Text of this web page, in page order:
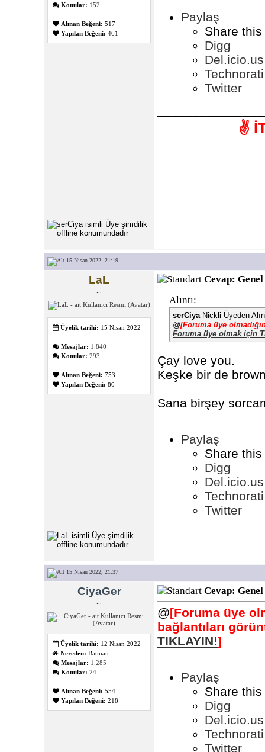
Konular: 152
Alınan Beğeni: 517
Yapılan Beğeni: 461
Paylaş
Share
Digg
Del.icio.us
Technorati
Twitter
✌️
15 Nisan 2022, 21:19
LaL
Üyelik tarihi: 15 Nisan 2022
Mesajlar: 1.840
Konular: 293
Alınan Beğeni: 753
Yapılan Beğeni: 80
Cevap: Genel
Alıntı:
serCiya Nickli Üyeden
@[Foruma üye
Foruma üye olmak için
Çay love you.
Keşke bir de
Sana birşey
Paylaş
Share
Digg
Del.icio.us
Technorati
Twitter
15 Nisan 2022, 21:37
CiyaGer
Üyelik tarihi: 12 Nisan 2022
Nereden: Batman
Mesajlar: 1.285
Konular: 24
Alınan Beğeni: 554
Yapılan Beğeni: 218
Cevap: Genel
@[Foruma üye
bağlantıları
TIKLAYIN!]
Paylaş
Share
Digg
Del.icio.us
Technorati
Twitter